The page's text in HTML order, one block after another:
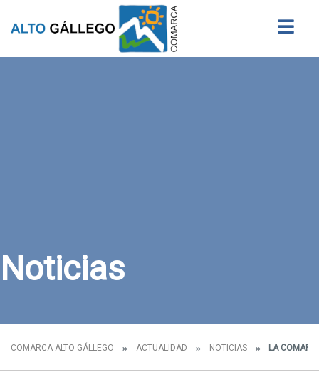
Noticias
COMARCA ALTO GÁLLEGO ACTUALIDAD NOTICIAS LA